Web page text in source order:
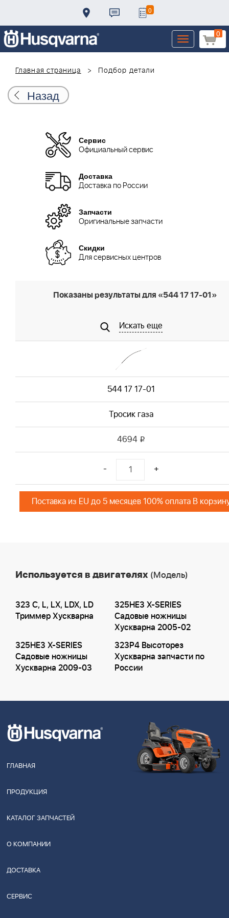
0
0
Toggle
navigation
Главная страница
Подбор детали
Назад
Сервис
Официальный сервис
Доставка
Доставка по России
Запчасти
Оригинальные запчасти
Скидки
Для сервисных центров
Показаны результаты для «544 17 17-01»
Искать еще
544 17 17-01
Тросик газа
4694 i
- +
Поставка из EU до 5 месяцев 100% оплата В
Используется в двигателях (Модель)
323 C, L, LX, LDX, LD
Триммер Хускварна
325HE3 X-SERIES
Садовые ножницы
Хускварна 2005-02
325HE3 X-SERIES
Садовые ножницы
Хускварна 2009-03
323P4 Высоторез
Хускварна запчасти по
России
ГЛАВНАЯ
ПРОДУКЦИЯ
КАТАЛОГ ЗАПЧАСТЕЙ
О КОМПАНИИ
ДОСТАВКА
СЕРВИС